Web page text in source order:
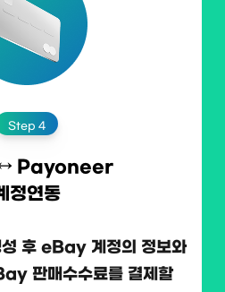
Step 4
Payoneer
정연동
후 eBay 계정의 정보와
판매수수료를 결제할